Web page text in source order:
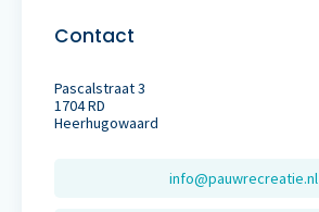
Contact
Pascalstraat 3
1704 RD
Heerhugowaard
info@pauwrecreatie.nl